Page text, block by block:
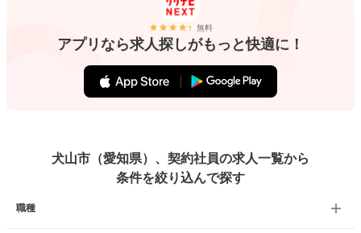
無料
アプリなら求人探しがもっと快適に！
犬山市（愛知県）、契約社員の求人一覧から
条件を絞り込んで探す
職種